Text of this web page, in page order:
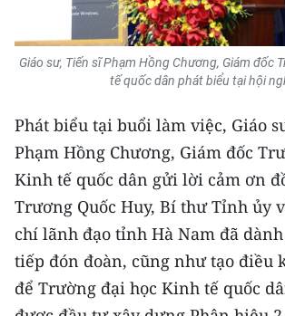
Giáo sư, Tiến sĩ Phạm Hồng Chương, Giám đốc
tế quốc dân phát biểu tại hội
Phát biểu tại buổi làm việc, Giáo
Phạm Hồng Chương, Giám đốc
Kinh tế quốc dân gửi lời cảm ơn
Trương Quốc Huy, Bí thư Tỉnh ủy
chí lãnh đạo tỉnh Hà Nam đã
tiếp đón đoàn, cũng như tạo điều
để Trường đại học Kinh tế quốc